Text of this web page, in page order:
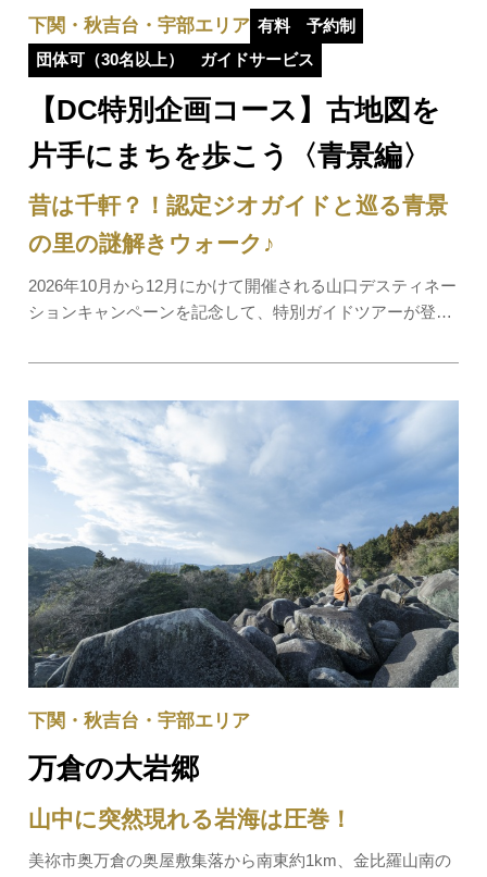
【DC特別企画コース】古地図を
片手にまちを歩こう〈青景編〉
昔は千軒？！認定ジオガイドと巡る青景
の里の謎解きウォーク♪
2026年10月から12月にかけて開催される山口デスティネー
ションキャンペーンを記念して、特別ガイドツアーが登場
景地区。この魅力あふれる場所を、認定ジオガイドがご案
下関・秋吉台・宇部エリア 有料
予約制
団体可（30名以上）
ガイドサービス
万倉の大岩郷
山中に突然現れる岩海は圧巻！
美祢市奥万倉の奥屋敷集落から南東約1km、金比羅山南の
下関・秋吉台・宇部エリア